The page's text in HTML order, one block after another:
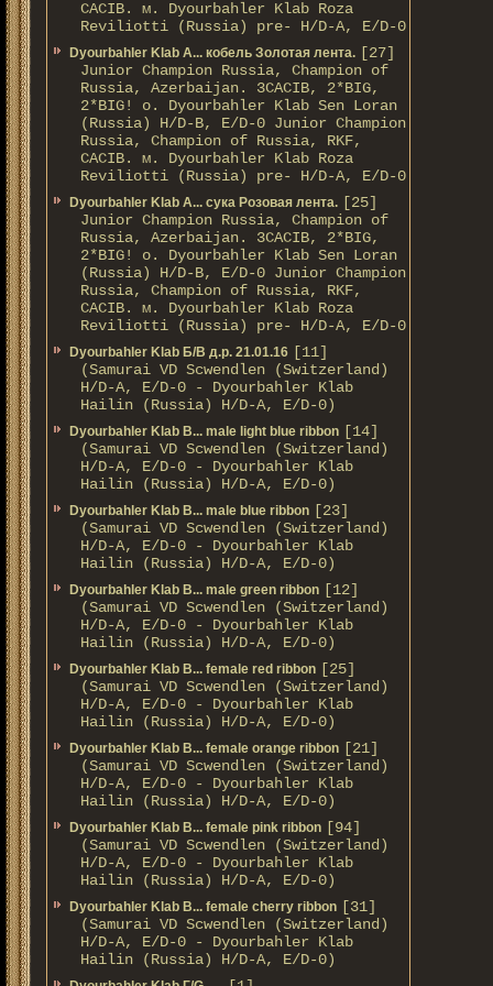
CACIB. м. Dyourbahler Klab Roza
Reviliotti (Russia) pre- H/D-A, E/D-0
Dyourbahler Klab A... кобель Золотая лента. [27]
Junior Champion Russia, Champion of
Russia, Azerbaijan. 3CACIB, 2*BIG,
2*BIG! о. Dyourbahler Klab Sen Loran
(Russia) H/D-B, E/D-0 Junior Champion
Russia, Champion of Russia, RKF,
CACIB. м. Dyourbahler Klab Roza
Reviliotti (Russia) pre- H/D-A, E/D-0
Dyourbahler Klab A... сука Розовая лента. [25]
Junior Champion Russia, Champion of
Russia, Azerbaijan. 3CACIB, 2*BIG,
2*BIG! о. Dyourbahler Klab Sen Loran
(Russia) H/D-B, E/D-0 Junior Champion
Russia, Champion of Russia, RKF,
CACIB. м. Dyourbahler Klab Roza
Reviliotti (Russia) pre- H/D-A, E/D-0
Dyourbahler Klab Б/B д.р. 21.01.16 [11]
(Samurai VD Scwendlen (Switzerland)
H/D-A, E/D-0 - Dyourbahler Klab
Hailin (Russia) H/D-A, E/D-0)
Dyourbahler Klab B... male light blue ribbon [14]
(Samurai VD Scwendlen (Switzerland)
H/D-A, E/D-0 - Dyourbahler Klab
Hailin (Russia) H/D-A, E/D-0)
Dyourbahler Klab B... male blue ribbon [23]
(Samurai VD Scwendlen (Switzerland)
H/D-A, E/D-0 - Dyourbahler Klab
Hailin (Russia) H/D-A, E/D-0)
Dyourbahler Klab B... male green ribbon [12]
(Samurai VD Scwendlen (Switzerland)
H/D-A, E/D-0 - Dyourbahler Klab
Hailin (Russia) H/D-A, E/D-0)
Dyourbahler Klab B... female red ribbon [25]
(Samurai VD Scwendlen (Switzerland)
H/D-A, E/D-0 - Dyourbahler Klab
Hailin (Russia) H/D-A, E/D-0)
Dyourbahler Klab B... female orange ribbon [21]
(Samurai VD Scwendlen (Switzerland)
H/D-A, E/D-0 - Dyourbahler Klab
Hailin (Russia) H/D-A, E/D-0)
Dyourbahler Klab B... female pink ribbon [94]
(Samurai VD Scwendlen (Switzerland)
H/D-A, E/D-0 - Dyourbahler Klab
Hailin (Russia) H/D-A, E/D-0)
Dyourbahler Klab B... female cherry ribbon [31]
(Samurai VD Scwendlen (Switzerland)
H/D-A, E/D-0 - Dyourbahler Klab
Hailin (Russia) H/D-A, E/D-0)